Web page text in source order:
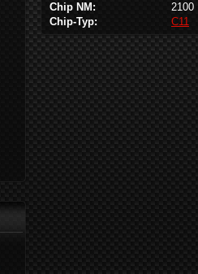
Chip NM:
2100
Chip-Typ:
C11